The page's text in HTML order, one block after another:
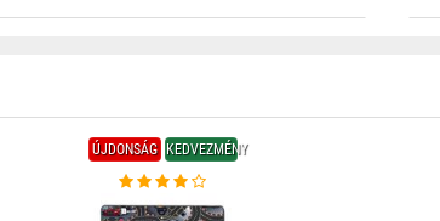
ÚJDONSÁG KEDVEZMÉNY